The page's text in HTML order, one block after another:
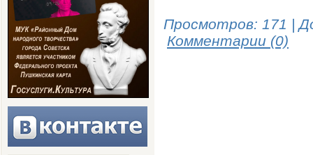
Просмотров: 171 |
Комментарии (0)